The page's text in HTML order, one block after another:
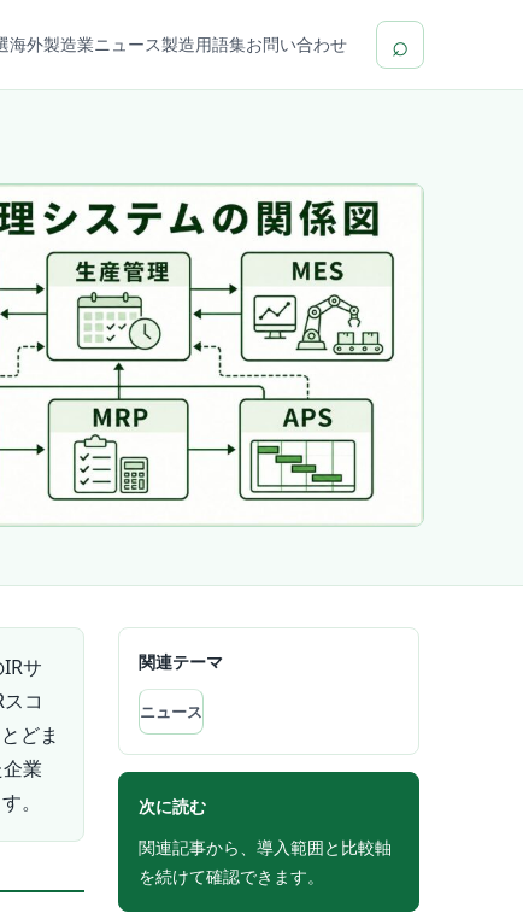
海外製造業ニュース製造用語集お問い合わせ ⌕
サ
コ
どま
業
。
関連テーマ
ニュース
次に読む
関連記事から、導入範囲と比較軸
を続けて確認できます。